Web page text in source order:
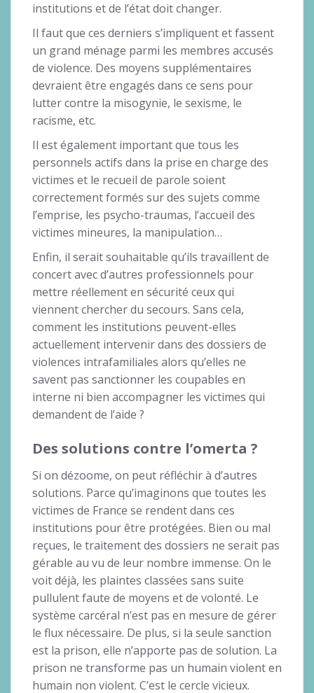
institutions et de l’état doit changer.
Il faut que ces derniers s’impliquent et fassent
un grand ménage parmi les membres accusés
de violence. Des moyens supplémentaires
devraient être engagés dans ce sens pour
lutter contre la misogynie, le sexisme, le
racisme, etc.
Il est également important que tous les
personnels actifs dans la prise en charge des
victimes et le recueil de parole soient
correctement formés sur des sujets comme
l’emprise, les psycho-traumas, l’accueil des
victimes mineures, la manipulation…
Enfin, il serait souhaitable qu’ils travaillent de
concert avec d’autres professionnels pour
mettre réellement en sécurité ceux qui
viennent chercher du secours. Sans cela,
comment les institutions peuvent-elles
actuellement intervenir dans des dossiers de
violences intrafamiliales alors qu’elles ne
savent pas sanctionner les coupables en
interne ni bien accompagner les victimes qui
demandent de l’aide ?
Des solutions contre l’omerta ?
Si on dézoome, on peut réfléchir à d’autres
solutions. Parce qu’imaginons que toutes les
victimes de France se rendent dans ces
institutions pour être protégées. Bien ou mal
reçues, le traitement des dossiers ne serait pas
gérable au vu de leur nombre immense. On le
voit déjà, les plaintes classées sans suite
pullulent faute de moyens et de volonté. Le
système carcéral n’est pas en mesure de gérer
le flux nécessaire. De plus, si la seule sanction
est la prison, elle n’apporte pas de solution. La
prison ne transforme pas un humain violent en
humain non violent. C’est le cercle vicieux.